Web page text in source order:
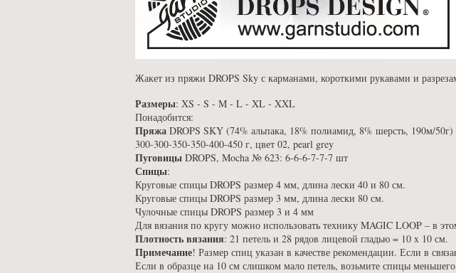
Жакет из пряжи DROPS Sky с карманами, короткими рукавами и
Размеры: XS - S - M - L - XL - XXL
Понадобится:
Пряжа DROPS SKY (74% альпака, 18% полиамид, 8% шерсть, 190м/50г)
300-300-350-350-400-450 г, цвет 02, pearl grey
Пуговицы DROPS, Mocha № 623: 6-6-6-7-7-7 шт
Спицы:
Круговые спицы DROPS размер 4 мм, длина лески 40 и 80 см.
Круговые спицы DROPS размер 3 мм, длина лески 80 см.
Чулочные спицы DROPS размер 3 и 4 мм
Для вязания по кругу можно использовать технику MAGIC LOOP – в
Плотность вязания: 21 петель и 28 рядов лицевой гладью = 10 x 10 см.
Примечание! Размер спиц указан в качестве рекомендации. Если в
Если в образце на 10 см слишком мало петель, возьмите спицы меньшего